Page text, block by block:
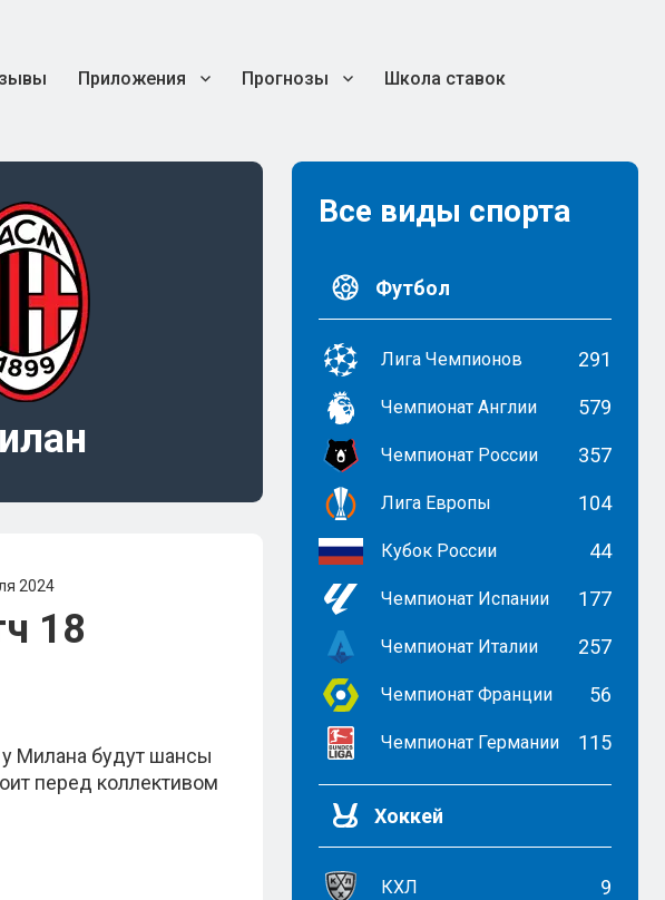
Приложения Прогнозы Школа ставок
2024
18
Милана будут шансы
перед коллективом
Все виды спорта
Футбол
Лига Чемпионов 291
Чемпионат Англии 579
Чемпионат России 357
Лига Европы 104
Кубок России 44
Чемпионат Испании 177
Чемпионат Италии 257
Чемпионат Франции 56
Чемпионат Германии 115
Хоккей
КХЛ 9